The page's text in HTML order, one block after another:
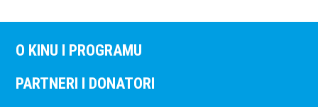
O KINU I PROGRAMU
PARTNERI I DONATORI